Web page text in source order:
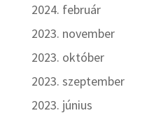
2024. február
2023. november
2023. október
2023. szeptember
2023. június